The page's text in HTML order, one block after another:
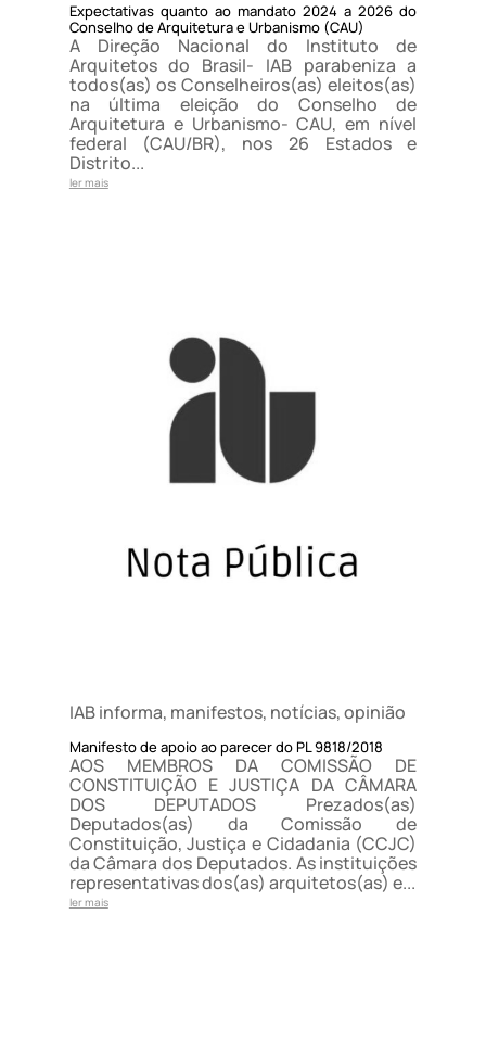
Expectativas quanto ao mandato 2024 a 2026 do
Conselho de Arquitetura e Urbanismo (CAU)
A Direção Nacional do Instituto de
Arquitetos do Brasil- IAB parabeniza a
todos(as) os Conselheiros(as) eleitos(as)
na última eleição do Conselho de
Arquitetura e Urbanismo- CAU, em nível
federal (CAU/BR), nos 26 Estados e
Distrito...
ler mais
Manifesto de apoio ao parecer do PL 9818/2018
IAB informa, manifestos, notícias,opinião
AOS MEMBROS DA COMISSÃO DE
CONSTITUIÇÃO E JUSTIÇA DA CÂMARA
DOS DEPUTADOS Prezados(as)
Deputados(as) da Comissão de
Constituição, Justiça e Cidadania (CCJC)
da Câmara dos Deputados. As instituições
representativas dos(as) arquitetos(as) e...
ler mais